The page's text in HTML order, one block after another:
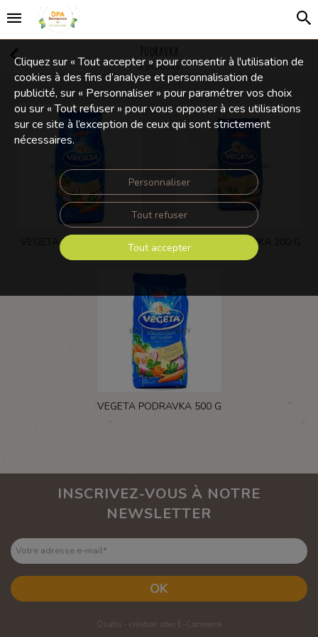
3 produits
VEGETA PODRAVKA 1 KG VEGETA PODRAVKA 200 G
VEGETA PODRAVKA 500 G
Cliquez sur « Tout accepter » pour consentir à l'utilisation de
cookies à des fins d’analyse et personnalisation de
publicité, sur « Personnaliser » pour paramétrer vos choix
ou sur « Tout refuser » pour vous opposer à ces utilisations
sur ce site à l’exception de ceux qui sont strictement
nécessaires.
Personnaliser
Tout refuser
Tout accepter
INSCRIVEZ-VOUS À NOTRE
NEWSLETTER
Votre adresse e-mail*
OK
Oxatis - création sites E-Commerce